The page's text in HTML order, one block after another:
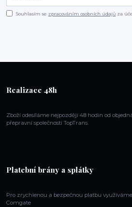
Souhlasím se zpracováním osobních údajů za
Realizace 48h
Zboží odesíláme nejpozději 48 hodin od
přepravní společností TopTrans.
Platební brány a splátky
Pro zrychlenou a bezpečnou platbu
Comgate